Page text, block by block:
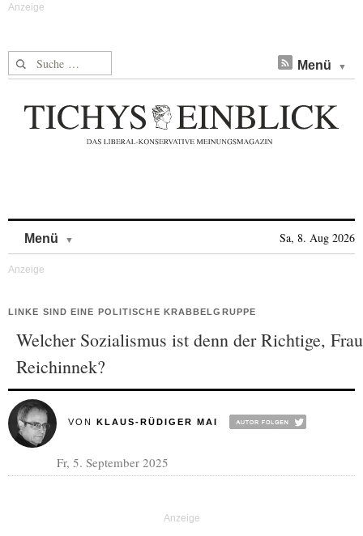
Suche nach: Menü
Menü Sa, 8. Aug 2026
LINKE SIND EINE POLITISCHE KRABBELGRUPPE
Welcher Sozialismus ist denn der Richtige, Frau
Reichinnek?
VON KLAUS-RÜDIGER MAI
Fr, 5. September 2025